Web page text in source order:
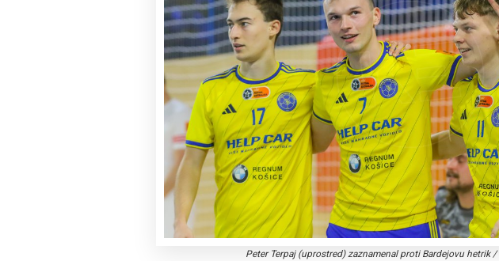
Peter Terpaj (uprostred) zaznamenal proti Bardejovu hetrik/